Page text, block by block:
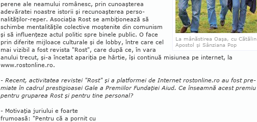
La mânăstirea Oaşa, cu Cătălin
Apostol şi Sânziana Pop
perene ale neamu­lui românesc, prin cunoaşterea
adevăratei noas­tre istorii şi recunoaşterea perso­
nalităţilor-reper. Asociaţia Rost se ambiţionează să
schimbe mentali­tăţile colective moştenite din co­munism
şi să influenţeze actul po­litic spre binele public. O face
prin diferite mijloace culturale şi de lobby, între care cel
mai vizibil a fost revista "Rost", care după ce, în vara
anului trecut, şi-a încetat apariţia pe hârtie, îşi continuă misiunea pe internet, la
www.rostonline.ro.
- Recent, activita­tea re­vistei "Rost" şi a plat­formei de In­ternet rostonline.ro au fost pre­
miate în cadrul pres­tigioasei Gale a Premiilor Fun­da­ţiei Aiud. Ce în­seamnă acest pre­miu
pentru gruparea Rost şi pentru tine personal?
- Motivaţia juriului e foarte
frumoasă: "Pentru că a pornit cu